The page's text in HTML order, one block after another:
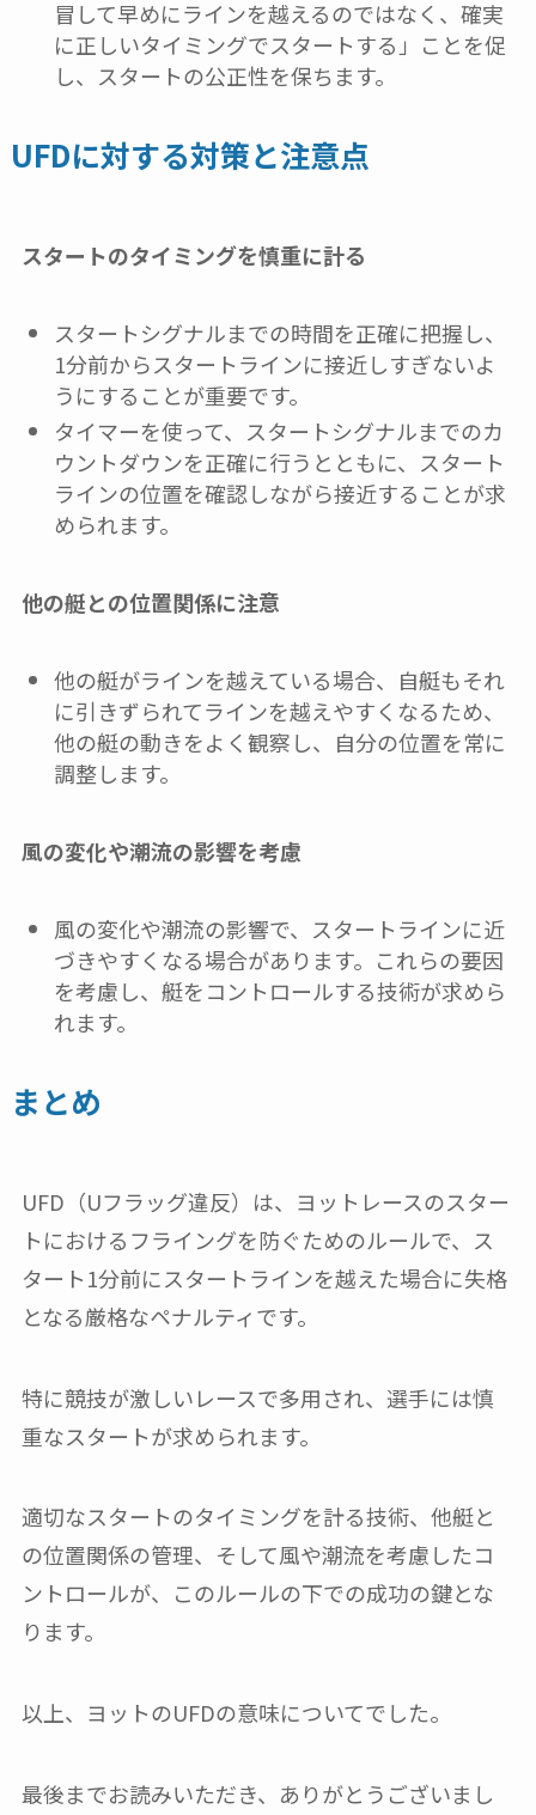
冒して早めにラインを越えるのではなく、確実
に正しいタイミングでスタートする」ことを促
し、スタートの公正性を保ちます。
UFDに対する対策と注意点
スタートのタイミングを慎重に計る
スタートシグナルまでの時間を正確に把握し、
1分前からスタートラインに接近しすぎないよ
うにすることが重要です。
タイマーを使って、スタートシグナルまでのカ
ウントダウンを正確に行うとともに、スタート
ラインの位置を確認しながら接近することが求
められます。
他の艇との位置関係に注意
他の艇がラインを越えている場合、自艇もそれ
に引きずられてラインを越えやすくなるため、
他の艇の動きをよく観察し、自分の位置を常に
調整します。
風の変化や潮流の影響を考慮
風の変化や潮流の影響で、スタートラインに近
づきやすくなる場合があります。これらの要因
を考慮し、艇をコントロールする技術が求めら
れます。
まとめ
UFD（Uフラッグ違反）は、ヨットレースのスター
トにおけるフライングを防ぐためのルールで、ス
タート1分前にスタートラインを越えた場合に失格
となる厳格なペナルティです。
特に競技が激しいレースで多用され、選手には慎
重なスタートが求められます。
適切なスタートのタイミングを計る技術、他艇と
の位置関係の管理、そして風や潮流を考慮したコ
ントロールが、このルールの下での成功の鍵とな
ります。
以上、ヨットのUFDの意味についてでした。
最後までお読みいただき、ありがとうございまし